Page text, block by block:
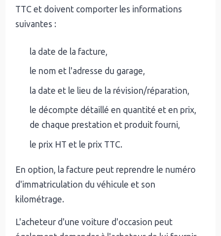
TTC et doivent comporter les informations
suivantes :
la date de la facture,
le nom et l'adresse du garage,
la date et le lieu de la révision/réparation,
le décompte détaillé en quantité et en prix,
de chaque prestation et produit fourni,
le prix HT et le prix TTC.
En option, la facture peut reprendre le numéro
d'immatriculation du véhicule et son
kilométrage.
L'acheteur d'une voiture d'occasion peut